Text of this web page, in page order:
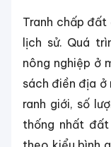
Tranh chấp
lịch sử. Quá
nông nghiệp ở
sách điền địa ở
ranh giới, số
thống nhất